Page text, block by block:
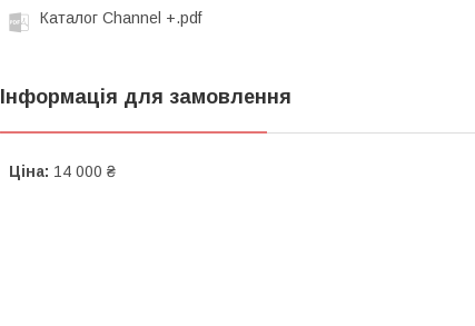
Каталог Channеl +.pdf
Інформація для замовлення
Ціна: 14 000 ₴